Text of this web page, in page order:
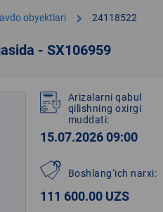
obyektlari chevron_right 24118522
- SX106959
Arizalarni qabul
qilishning oxirgi
muddati:
15.07.2026 09:00
Boshlang‘ich narxi:
111 600.00 UZS